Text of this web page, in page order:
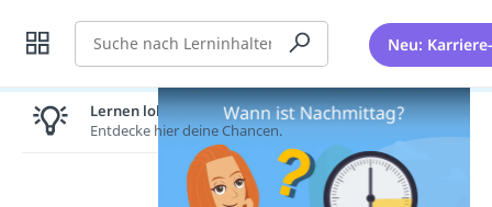
Suche Neu:
Lernen lohnt sich!
Entdecke hier deine Chancen.